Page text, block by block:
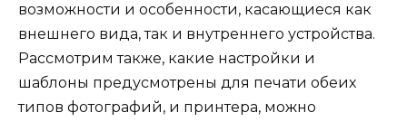
возможности и особенности, касающиеся как
внешнего вида, так и внутреннего устройства.
Рассмотрим также, какие настройки и
шаблоны предусмотрены для печати обеих
типов фотографий, и принтера, можно